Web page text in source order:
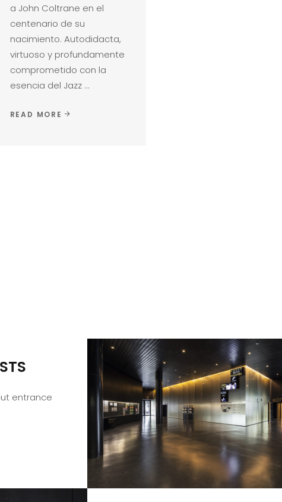
a John Coltrane en el
centenario de su
nacimiento. Autodidacta,
virtuoso y profundamente
comprometido con la
esencia del Jazz
READ MORE
entrance